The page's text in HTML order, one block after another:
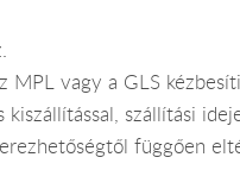
MPL vagy a GLS
szállítási
függően